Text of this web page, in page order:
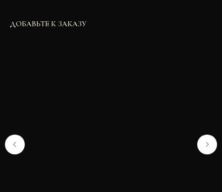
ДОБАВЬТЕ К ЗАКАЗУ